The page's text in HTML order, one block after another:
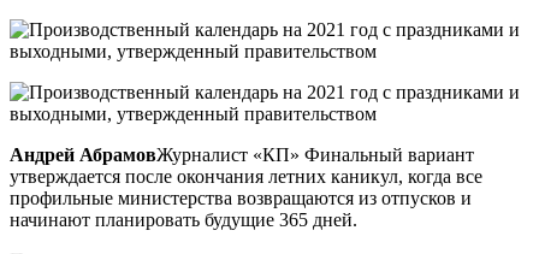
Андрей АбрамовЖурналист «КП» Финальный вариант
утверждается после окончания летних каникул, когда все
профильные министерства возвращаются из отпусков и
начинают планировать будущие 365 дней.